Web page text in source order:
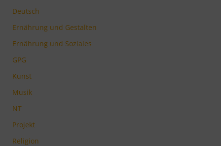
Deutsch
Ernährung und Gestalten
Ernährung und Soziales
GPG
Kunst
Musik
NT
Projekt
Religion